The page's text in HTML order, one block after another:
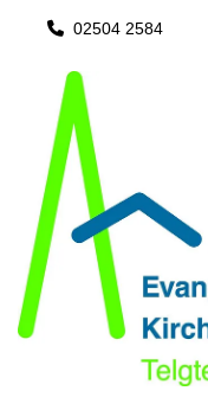
 02504 2584